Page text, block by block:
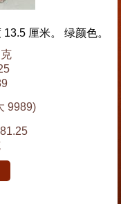
厘米。 绿颜色。
9989)